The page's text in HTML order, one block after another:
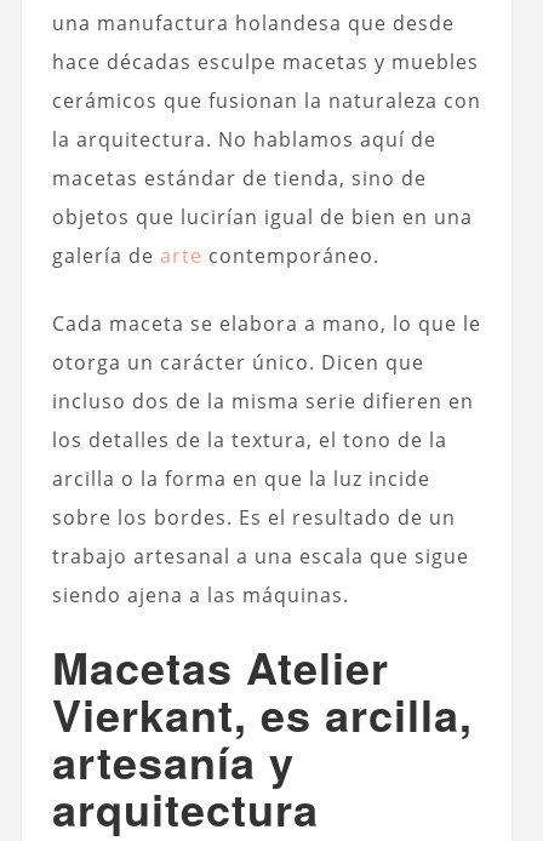
una manufactura holandesa que desde
hace décadas esculpe macetas y muebles
cerámicos que fusionan la naturaleza con
la arquitectura. No hablamos aquí de
macetas estándar de tienda, sino de
objetos que lucirían igual de bien en una
galería de arte contemporáneo.
Cada maceta se elabora a mano, lo que le
otorga un carácter único. Dicen que
incluso dos de la misma serie difieren en
los detalles de la textura, el tono de la
arcilla o la forma en que la luz incide
sobre los bordes. Es el resultado de un
trabajo artesanal a una escala que sigue
siendo ajena a las máquinas.
Macetas Atelier
Vierkant, es arcilla,
artesanía y
arquitectura